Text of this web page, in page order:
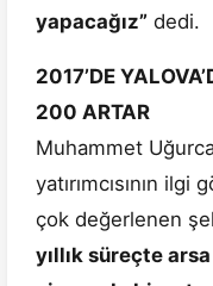
yapacağız” dedi.
2017’DE
200 ARTAR
Muhammet
yatırımcısının
çok değerlenen
yıllık süreçte